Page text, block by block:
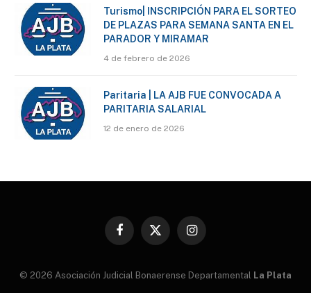
Turismo| INSCRIPCIÓN PARA EL SORTEO
DE PLAZAS PARA SEMANA SANTA EN EL
PARADOR Y MIRAMAR
4 de febrero de 2026
Paritaria | LA AJB FUE CONVOCADA A
PARITARIA SALARIAL
12 de enero de 2026
Facebook
X
Instagram
© 2026 Asociación Judicial Bonaerense Departamental La Plata